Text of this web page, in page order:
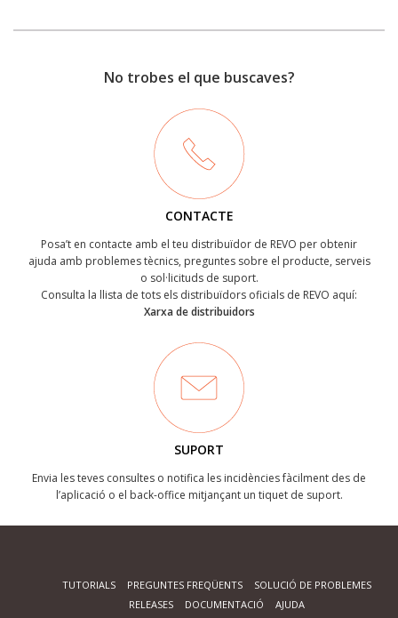
No trobes el que buscaves?
CONTACTE
Posa’t en contacte amb el teu distribuïdor de REVO per obtenir
ajuda amb problemes tècnics, preguntes sobre el producte, serveis
o sol·licituds de suport.
Consulta la llista de tots els distribuïdors oficials de REVO aquí:
Xarxa de distribuidors
SUPORT
Envia les teves consultes o notifica les incidències fàcilment des de
l’aplicació o el back-office mitjançant un tiquet de suport.
TUTORIALS PREGUNTES FREQÜENTS
SOLUCIÓ DE PROBLEMES
RELEASES
DOCUMENTACIÓ AJUDA